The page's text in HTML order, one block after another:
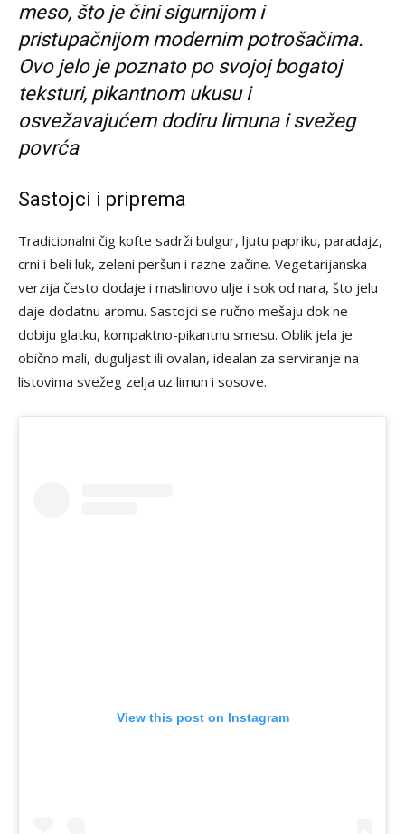
meso, što je čini sigurnijom i
pristupačnijom modernim potrošačima.
Ovo jelo je poznato po svojoj bogatoj
teksturi, pikantnom ukusu i
osvežavajućem dodiru limuna i svežeg
povrća
Sastojci i priprema
Tradicionalni čig kofte sadrži bulgur, ljutu papriku, paradajz,
crni i beli luk, zeleni peršun i razne začine. Vegetarijanska
verzija često dodaje i maslinovo ulje i sok od nara, što jelu
daje dodatnu aromu. Sastojci se ručno mešaju dok ne
dobiju glatku, kompaktno-pikantnu smesu. Oblik jela je
obično mali, duguljast ili ovalan, idealan za serviranje na
listovima svežeg zelja uz limun i sosove.
View this post on Instagram